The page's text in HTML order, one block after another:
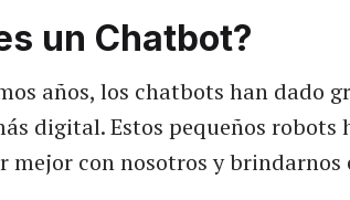
un Chatbot?
años, los chatbots han dado
digital. Estos pequeños
mejor con nosotros y brindarnos